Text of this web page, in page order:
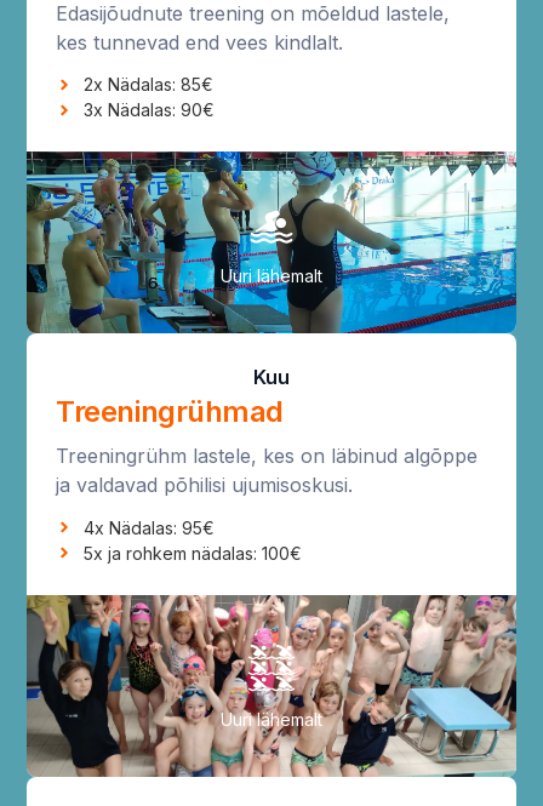
Edasijõudnute treening on mõeldud lastele,
kes tunnevad end vees kindlalt.
2x Nädalas: 85€
3x Nädalas: 90€
Uuri lähemalt
Kuu
Treeningrühmad
Treeningrühm lastele, kes on läbinud algõppe
ja valdavad põhilisi ujumisoskusi.
4x Nädalas: 95€
5x ja rohkem nädalas: 100€
Uuri lähemalt